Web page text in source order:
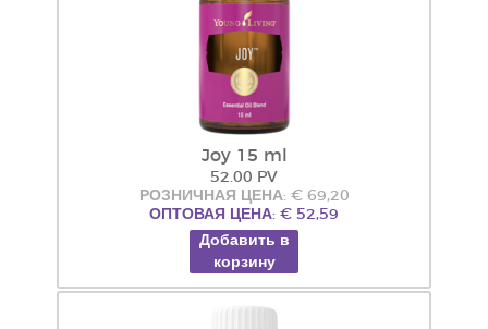
Joy 15 ml
52.00 PV
РОЗНИЧНАЯ ЦЕНА: € 69,20
ОПТОВАЯ ЦЕНА: € 52,59
Добавить в
корзину